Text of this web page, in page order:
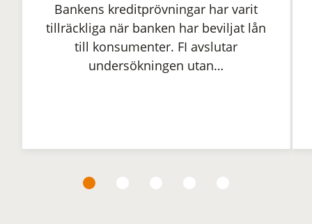
Bankens kreditprövningar har varit
tillräckliga när banken har beviljat lån
till konsumenter. FI avslutar
undersökningen utan…